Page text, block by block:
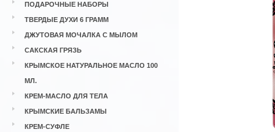
ПОДАРОЧНЫЕ НАБОРЫ
ТВЕРДЫЕ ДУХИ 6 ГРАММ
ДЖУТОВАЯ МОЧАЛКА С МЫЛОМ
САКСКАЯ ГРЯЗЬ
КРЫМСКОЕ НАТУРАЛЬНОЕ МАСЛО 100
МЛ.
КРЕМ-МАСЛО ДЛЯ ТЕЛА
КРЫМСКИЕ БАЛЬЗАМЫ
КРЕМ-СУФЛЕ